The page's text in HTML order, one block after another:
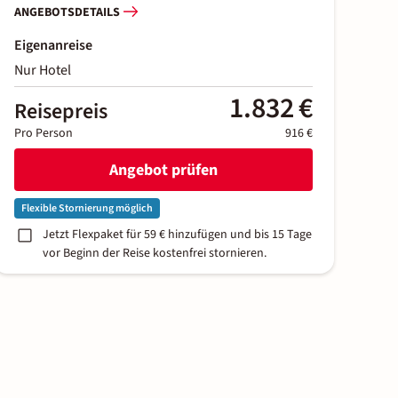
ANGEBOTSDETAILS
Eigenanreise
Nur Hotel
Reisepreis 1.832 €
Pro Person 916 €
Angebot prüfen
Flexible Stornierung möglich
Jetzt Flexpaket für 59 € hinzufügen und bis 15 Tage
vor Beginn der Reise kostenfrei stornieren.